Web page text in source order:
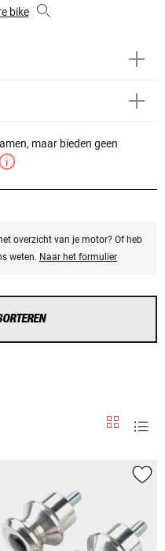
bike
maar bieden geen
overzicht van je motor? Of heb
weten. Naar het formulier